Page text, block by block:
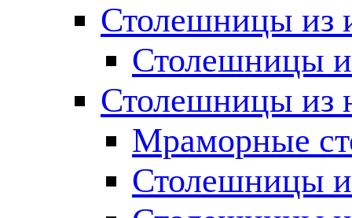
Столешницы из
Столешницы
Столешницы из
Мраморные
Столешницы